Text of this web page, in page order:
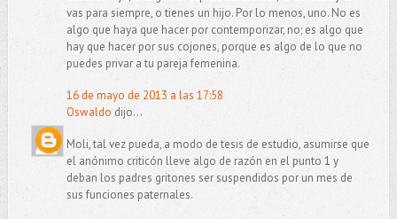
vas para siempre, o tienes un hijo. Por lo menos, uno. No es
algo que haya que hacer por contemporizar, no; es algo que
hay que hacer por sus cojones, porque es algo de lo que no
puedes privar a tu pareja femenina.
16 de mayo de 2013 a las 17:58
Oswaldo dijo...
Moli, tal vez pueda, a modo de tesis de estudio, asumirse que
el anónimo criticón lleve algo de razón en el punto 1 y
deban los padres gritones ser suspendidos por un mes de
sus funciones paternales.